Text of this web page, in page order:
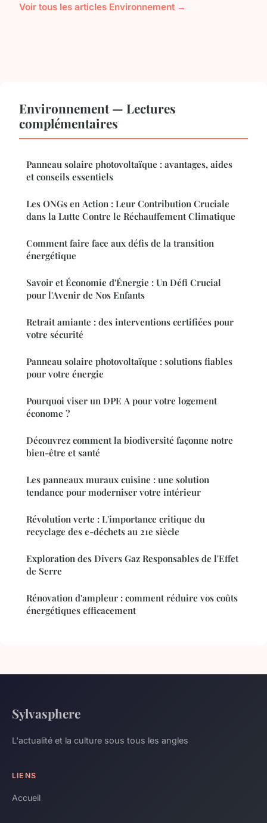
Voir tous les articles Environnement →
Environnement — Lectures
complémentaires
Panneau solaire photovoltaïque : avantages, aides
et conseils essentiels
Les ONGs en Action : Leur Contribution Cruciale
dans la Lutte Contre le Réchauffement Climatique
Comment faire face aux défis de la transition
énergétique
Savoir et Économie d'Énergie : Un Défi Crucial
pour l'Avenir de Nos Enfants
Retrait amiante : des interventions certifiées pour
votre sécurité
Panneau solaire photovoltaïque : solutions fiables
pour votre énergie
Pourquoi viser un DPE A pour votre logement
économe ?
Découvrez comment la biodiversité façonne notre
bien-être et santé
Les panneaux muraux cuisine : une solution
tendance pour moderniser votre intérieur
Révolution verte : L'importance critique du
recyclage des e-déchets au 21e siècle
Exploration des Divers Gaz Responsables de l'Effet
de Serre
Rénovation d'ampleur : comment réduire vos coûts
énergétiques efficacement
Sylvasphere
L'actualité et la culture sous tous les angles
LIENS
Accueil